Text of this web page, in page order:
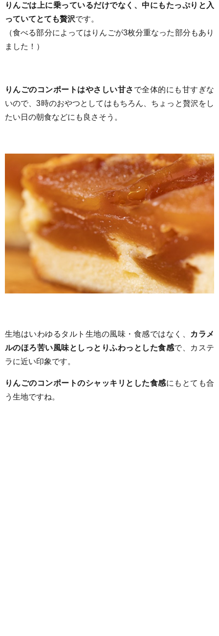
りんごは上に乗っているだけでなく、中にもたっぷりと入
っていてとても贅沢です。
（食べる部分によってはりんごが3枚分重なった部分もあり
ました！）
りんごのコンポートはやさしい甘さ で全体的にも甘すぎな
いので、3時のおやつとしてはもちろん、ちょっと贅沢をし
たい日の朝食などにも良さそう。
生地はいわゆるタルト生地の風味・食感ではなく、
カラメ
ルのほろ苦い風味としっとりふわっとした食感で、カステ
ラに近い印象です。
りんごのコンポートのシャッキリとした食感にもとても合
う生地ですね。